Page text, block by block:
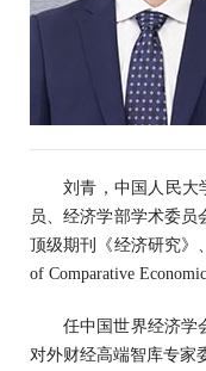
刘青，中国人民大
员、经济学部学术委
顶级期刊《经济研究》
of Comparative
任中国世界经济学
对外财经高端智库专家